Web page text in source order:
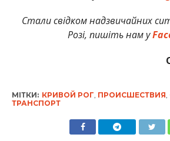
Стали свідком надзвичайних
Розі, пишіть нам у
МІТКИ: КРИВОЙ РОГ ПРОИСШЕСТВИЯ
ТРАНСПОРТ